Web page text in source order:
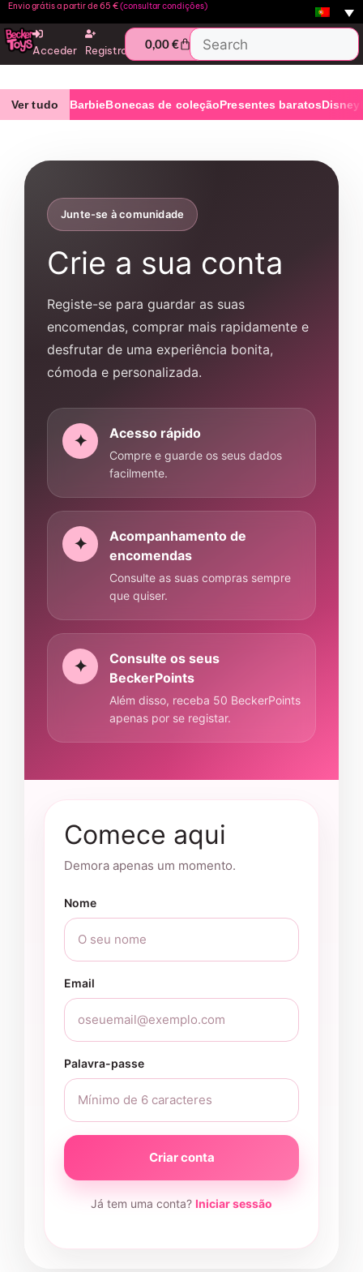
Envio grátis a partir de 65 €(consultar condições)
Acceder Registro 0,00€
Ver tudo BarbieBonecas de coleçãoPresentes baratosDisney
Junte-se à comunidade
Crie a sua conta
Registe-se para guardar as suas
encomendas, comprar mais rapidamente e
desfrutar de uma experiência bonita,
cómoda e personalizada.
✦ Acesso rápido
Compre e guarde os seus dados
facilmente.
✦
Acompanhamento de
encomendas
Consulte as suas compras sempre
que quiser.
✦
Consulte os seus
BeckerPoints
Além disso, receba 50 BeckerPoints
apenas por se registar.
Comece aqui
Demora apenas um momento.
Nome
Email
Palavra-passe
Criar conta
Já tem uma conta? Iniciar sessão